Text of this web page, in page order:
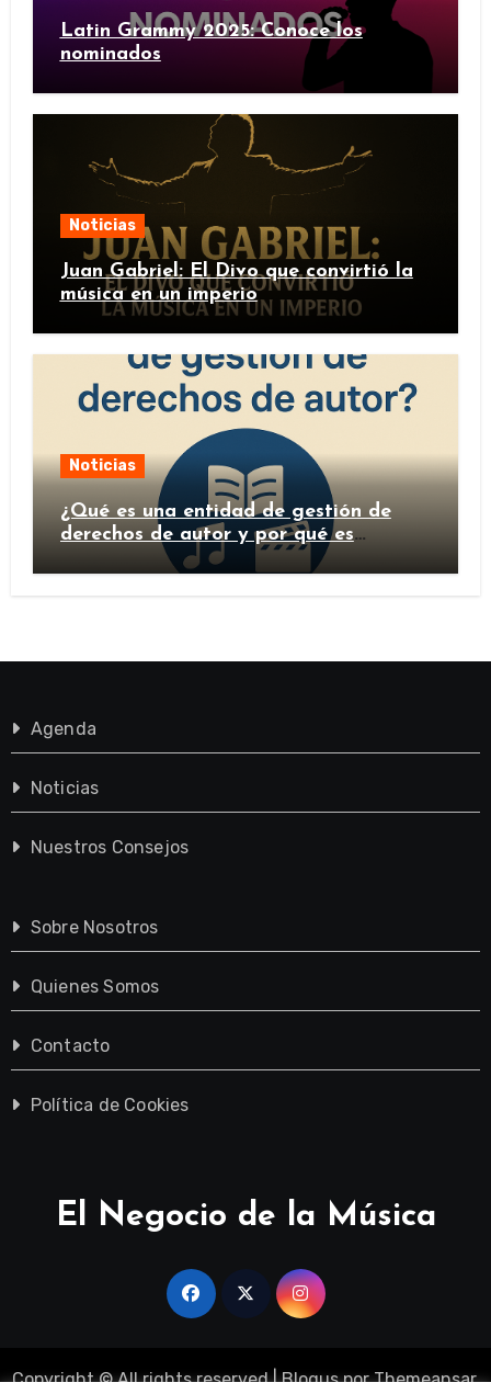
Latin Grammy 2025: Conoce los
nominados
Noticias
Juan Gabriel: El Divo que convirtió la
música en un imperio
Noticias
¿Qué es una entidad de gestión de
derechos de autor y por qué es
importante?
Agenda
Noticias
Nuestros Consejos
Sobre Nosotros
Quienes Somos
Contacto
Política de Cookies
El Negocio de la Música
Copyright © All rights reserved |BlogusporThemeansar.